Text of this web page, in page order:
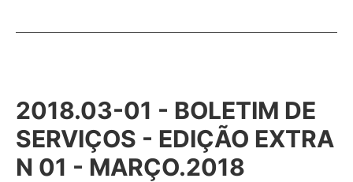
2018.03-01 - BOLETIM DE
SERVIÇOS - EDIÇÃO EXTRA
N 01 - MARÇO.2018